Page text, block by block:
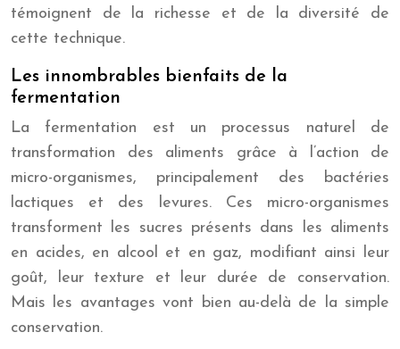
témoignent de la richesse et de la diversité de
cette technique.
Les innombrables bienfaits de la
fermentation
La fermentation est un processus naturel de
transformation des aliments grâce à l’action de
micro-organismes, principalement des bactéries
lactiques et des levures. Ces micro-organismes
transforment les sucres présents dans les aliments
en acides, en alcool et en gaz, modifiant ainsi leur
goût, leur texture et leur durée de conservation.
Mais les avantages vont bien au-delà de la simple
conservation.